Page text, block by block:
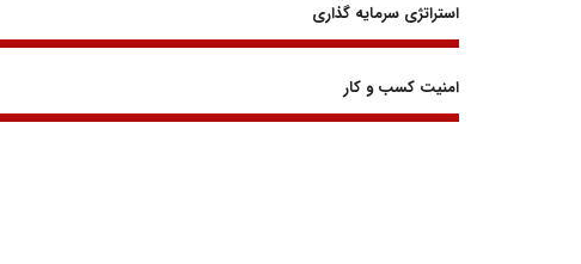
استراتژی سرمایه گذاری
امنیت کسب و کار